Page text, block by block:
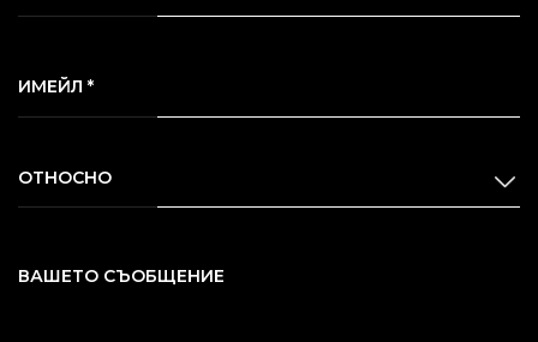
ИМЕЙЛ *
ОТНОСНО
ВАШЕТО СЪОБЩЕНИЕ